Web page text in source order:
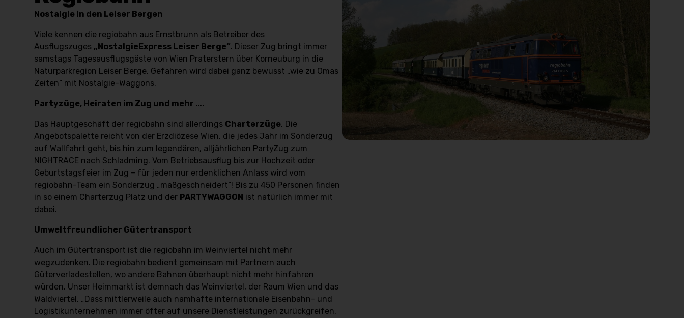
Nostalgie in den Leiser Bergen
Viele kennen die regiobahn aus Ernstbrunn als Betreiber des
Ausflugszuges „NostalgieExpress Leiser Berge“. Dieser Zug bringt immer
samstags Tagesausflugsgäste von Wien Praterstern über Korneuburg in die
Naturparkregion Leiser Berge. Gefahren wird dabei ganz bewusst „wie zu Omas
Zeiten“ mit Nostalgie-Waggons.
Partyzüge, Heiraten im Zug und mehr ….
Das Hauptgeschäft der regiobahn sind allerdings Charterzüge. Die
Angebotspalette reicht von der Erzdiözese Wien, die jedes Jahr im Sonderzug
auf Wallfahrt geht, bis hin zum legendären, alljährlichen PartyZug zum
NIGHTRACE nach Schladming. Vom Betriebsausflug bis zur Hochzeit oder
Geburtstagsfeier im Zug – für jeden nur erdenklichen Anlass wird vom
regiobahn-Team ein Sonderzug „maßgeschneidert“! Bis zu 450 Personen finden
in so einem Charterzug Platz und der PARTYWAGGON ist natürlich immer mit
dabei.
Umweltfreundlicher Gütertransport
Auch im Gütertransport ist die regiobahn im Weinviertel nicht mehr
wegzudenken. Die regiobahn bedient gemeinsam mit Partnern auch
Güterverladestellen, wo andere Bahnen überhaupt nicht mehr hinfahren
würden. Unser Heimmarkt ist demnach das Weinviertel, der Raum Wien und das
Waldviertel. „Dass mittlerweile auch namhafte internationale Eisenbahn- und
Logistikunternehmen immer öfter auf unsere Dienstleistungen zurückgreifen,